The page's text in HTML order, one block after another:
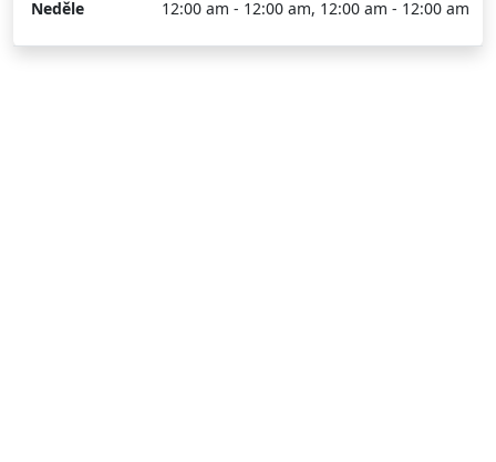
Neděle 12:00 am - 12:00 am, 12:00 am - 12:00 am